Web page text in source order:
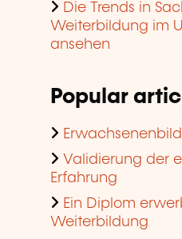
Die Trends in
Weiterbildung im
ansehen
Popular
Validierung der
Erfahrung
Ein Diplom
Weiterbildung